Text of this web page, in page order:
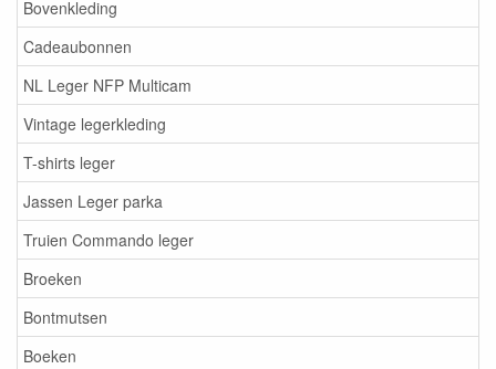
Bovenkleding
Cadeaubonnen
NL Leger NFP Multicam
Vintage legerkleding
T-shirts leger
Jassen Leger parka
Truien Commando leger
Broeken
Bontmutsen
Boeken